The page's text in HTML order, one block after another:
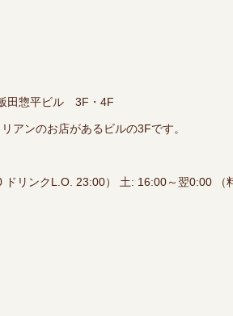
田惣平ビル 3F・4F
アンのお店があるビルの3Fです。
リンクL.O. 23:00） 土: 16:00～翌0:00 （